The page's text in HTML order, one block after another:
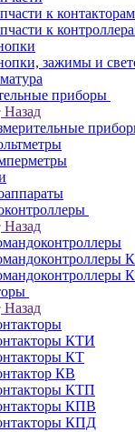
к контакторам
к
зажимы и
приборы
Назад
Назад
Назад
КТИ
КТ
КВ
КТП
КПВ
КПД